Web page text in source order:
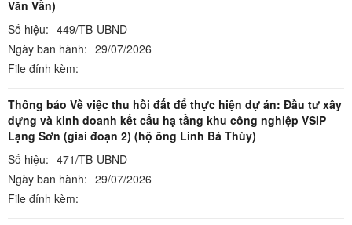
Văn Vần)
Số hiệu: 449/TB-UBND
Ngày ban hành: 29/07/2026
File đính kèm:
Thông báo Về việc thu hồi đất để thực hiện dự án: Đầu tư xây
dựng và kinh doanh kết cấu hạ tầng khu công nghiệp VSIP
Lạng Sơn (giai đoạn 2) (hộ ông Linh Bá Thùy)
Số hiệu: 471/TB-UBND
Ngày ban hành: 29/07/2026
File đính kèm: